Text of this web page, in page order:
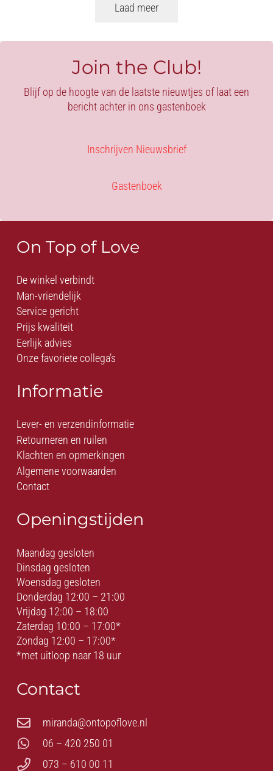
Laad meer
Join the Club!
Blijf op de hoogte van de laatste nieuwtjes of laat een
bericht achter in ons gastenboek
Inschrijven Nieuwsbrief
Gastenboek
On Top of Love
De winkel verbindt
Man-vriendelijk
Service gericht
Prijs kwaliteit
Eerlijk advies
Onze favoriete collega’s
Informatie
Lever- en verzendinformatie
Retourneren en ruilen
Klachten en opmerkingen
Algemene voorwaarden
Contact
Openingstijden
Maandag gesloten
Dinsdag gesloten
Woensdag gesloten
Donderdag 12:00 – 21:00
Vrijdag 12:00 – 18:00
Zaterdag 10:00 – 17:00*
Zondag 12:00 – 17:00*
*met uitloop naar 18 uur
Contact
miranda@ontopoflove.nl
06 – 420 250 01
073 – 610 00 11